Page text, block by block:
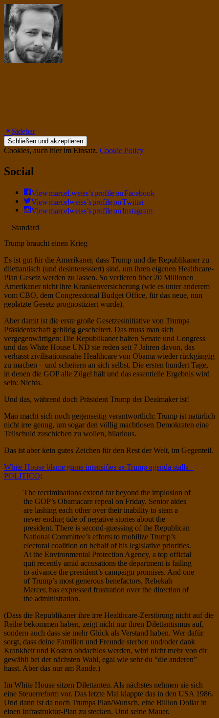
Sidebar
Cookies, auch hier im Einsatz. Cookie Policy
Social
View marcel.weiss’s profile on Facebook
View marcelweiss’s profile on Twitter
View marcelweiss’s profile on Instagram
Standard
Trump braucht einen Krieg
Es ist gut für die Amerikaner, dass Trump und die Republikaner zu
dilettantisch (und desinteressiert) sind, um ihren eigenen Healthcare-
Plan Gesetz werden zu lassen. So verlieren über 20 Millionen
Amerikaner nicht ihre Krankenversicherung (wie es unter anderem
vom CBO, dem Congressional Budget Office, für das neue, nun
geplatzte Gesetz prognostiziert wurde).
Aber damit ist die erste große Gesetzesinitiative von Trumps
Präsidentschaft gehörig gescheitert. Das muss man sich
vergegenwärtigen: Die Republikaner halten Senate und Congress
und das White House UND sie reden seit 7 Jahren davon, das
verhasst zivilisationsnahe Healthcare von Obama wieder rückgängig
zu machen – und scheitern an sich selbst. Die ersten hundert Tage,
in denen die GOP alle Zügel hält und das essentielle Ergebnis wird
sein: Nichts.
Und das, während doch Präsident Trump der Dealmaker ist!
Man macht sich noch gegenseitig verantwortlich; Trump ist natürlich
nicht irre genug, um sogar den völlig machtlosen Demokraten eine
Teilschuld zuschieben zu wollen, hilarious.
Das ist aber kein gutes Zeichen für den Rest der Welt, im Gegenteil.
White House blame game intensifies as Trump agenda stalls –
POLITICO:
The recriminations extend far beyond the implosion of
the GOP’s Obamacare repeal on Friday. Senior aides
are lashing each other over their inability to stem a
never-ending tide of negative stories about the
president. There is second-guessing of the Republican
National Committee’s efforts to mobilize Trump’s
electoral coalition on behalf of his legislative priorities.
At the Environmental Protection Agency, a top official
quit recently amid accusations the department is failing
to advance the president’s campaign promises. And one
of Trump’s most generous benefactors, Rebekah
Mercer, has expressed frustration over the direction of
the administration.
(Dass die Republikaner ihre irre Healthcare-Zerstörung nicht auf die
Reihe bekommen haben, zeigt nicht nur ihren Dilettantismus auf,
sondern auch dass sie mehr Glück als Verstand haben. Wer dafür
sorgt, dass deine Familien und Freunde sterben und/oder dank
Krankheit und Kosten obdachlos werden, wird nicht mehr von dir
gewählt bei der nächsten Wahl, egal wie sehr du “die anderen”
hasst. Aber das nur am Rande.)
Im White House sitzen Dilettanten. Als nächstes nehmen sie sich
eine Steuerreform vor. Das letzte Mal klappte das in den USA 1986.
Und dann ist da noch Trumps Plan/Wunsch, eine Billion Dollar in
einen Infrastruktur-Plan zu stecken. Und seine Mauer.